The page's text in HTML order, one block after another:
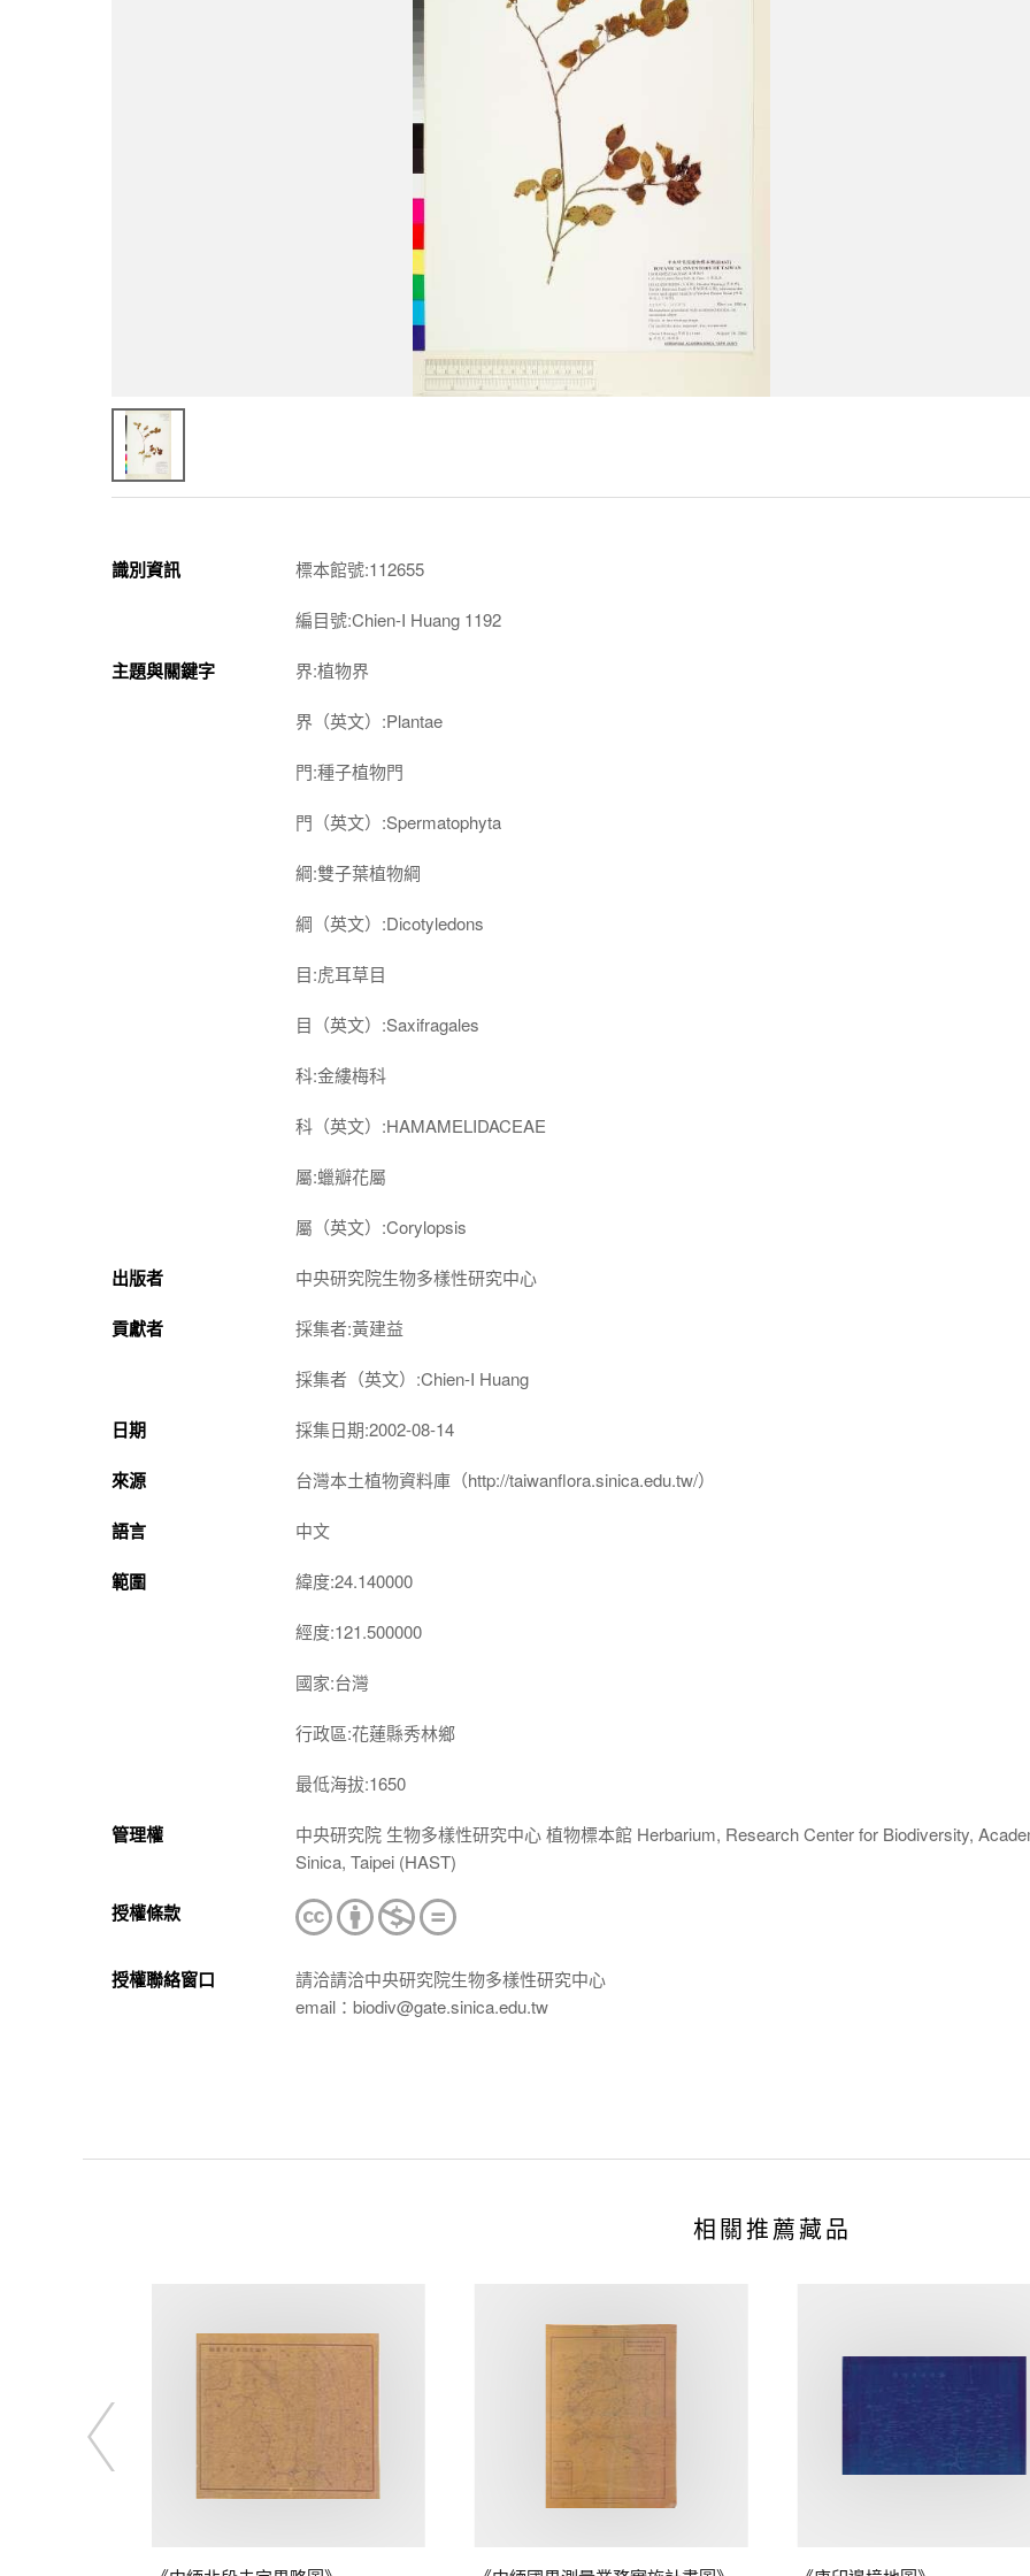
識別資訊 標本館號:112655
編目號:Chien-I Huang 1192
主題與關鍵字 界:植物界
界（英文）:Plantae
門:種子植物門
門（英文）:Spermatophyta
綱:雙子葉植物綱
綱（英文）:Dicotyledons
目:虎耳草目
目（英文）:Saxifragales
科:金縷梅科
科（英文）:HAMAMELIDACEAE
屬:蠟瓣花屬
屬（英文）:Corylopsis
出版者 中央研究院生物多樣性研究中心
貢獻者 採集者:黃建益
採集者（英文）:Chien-I Huang
日期 採集日期:2002-08-14
來源 台灣本土植物資料庫（http://taiwanflora.sinica.edu.tw/）
語言 中文
範圍 緯度:24.140000
經度:121.500000
國家:台灣
行政區:花蓮縣秀林鄉
最低海拔:1650
管理權
中央研究院 生物多樣性研究中心 植物標本館 Herbarium, Research Center for Biodiversity,
Sinica, Taipei (HAST)
授權條款
授權聯絡窗口
請洽請洽中央研究院生物多樣性研究中心
email：biodiv@gate.sinica.edu.tw
相關推薦藏品